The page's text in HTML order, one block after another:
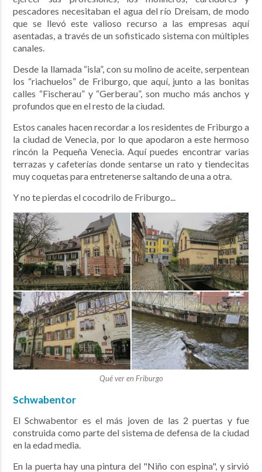
pescadores necesitaban el agua del río Dreisam, de modo
que se llevó este valioso recurso a las empresas aquí
asentadas, a través de un sofisticado sistema con múltiples
canales.
Desde la llamada “isla”, con su molino de aceite, serpentean
los “riachuelos” de Friburgo, que aquí, junto a las bonitas
calles “Fischerau” y “Gerberau”, son mucho más anchos y
profundos que en el resto de la ciudad.
Estos canales hacen recordar a los residentes de Friburgo a
la ciudad de Venecia, por lo que apodaron a este hermoso
rincón la Pequeña Venecia. Aquí puedes encontrar varias
terrazas y cafeterías donde sentarse un rato y tiendecitas
muy coquetas para entretenerse saltando de una a otra.
Y no te pierdas el cocodrilo de Friburgo...
Qué ver en Friburgo
Schwabentor
El Schwabentor es el más joven de las 2 puertas y fue
construida como parte del sistema de defensa de la ciudad
en la edad media.
En la puerta hay una pintura del "Niño con espina", y sirvió